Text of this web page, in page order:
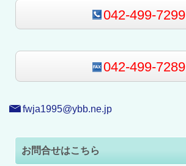
042-499-7299
042-499-7289
fwja1995@ybb.ne.jp
お問合せはこちら